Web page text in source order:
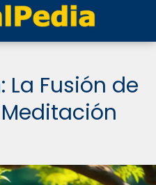
La Fusión de